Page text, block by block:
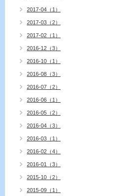
2017-04（1）
2017-03（2）
2017-02（1）
2016-12（3）
2016-10（1）
2016-08（3）
2016-07（2）
2016-06（1）
2016-05（2）
2016-04（3）
2016-03（1）
2016-02（4）
2016-01（3）
2015-10（2）
2015-09（1）